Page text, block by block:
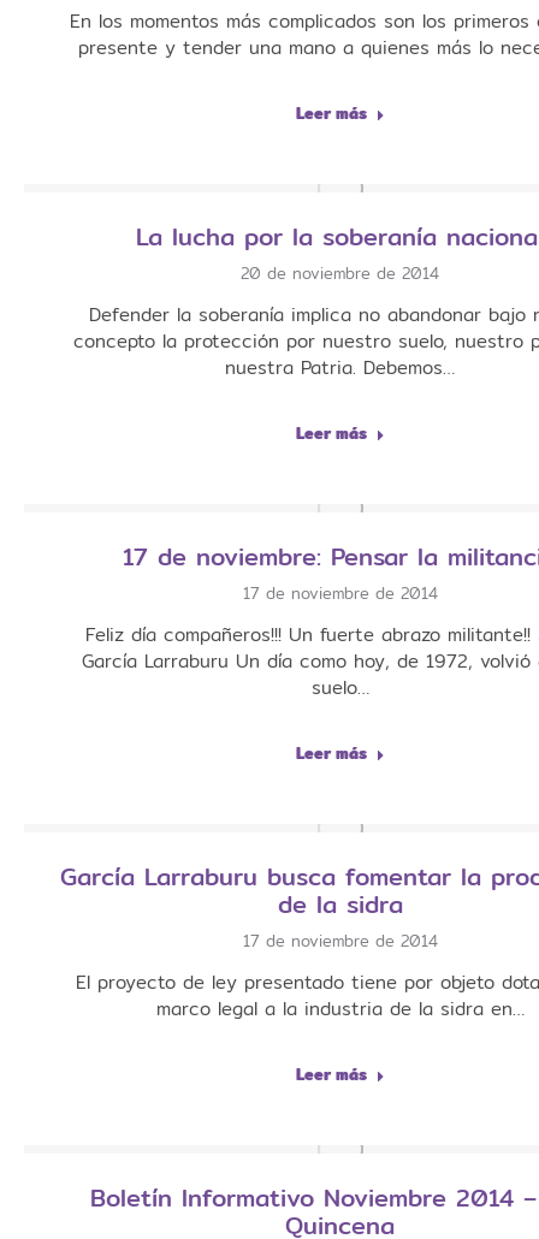
En los momentos más complicados son los
presente y tender una mano a quienes más lo
Leer más
La lucha por la soberanía
20 de noviembre de 2014
Defender la soberanía implica no abandonar bajo
concepto la protección por nuestro suelo, nuestro
nuestra Patria. Debemos…
Leer más
17 de noviembre: Pensar la
17 de noviembre de 2014
Feliz día compañeros!!! Un fuerte abrazo militante!!
García Larraburu Un día como hoy, de 1972,
suelo…
Leer más
García Larraburu busca fomentar la
de la sidra
17 de noviembre de 2014
El proyecto de ley presentado tiene por objeto
marco legal a la industria de la sidra en…
Leer más
Boletín Informativo Noviembre 2014
Quincena